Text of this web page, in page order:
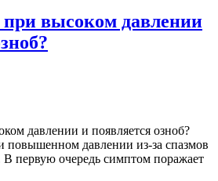
при высоком давлении
давлении и появляется озноб?
повышенном давлении из-за спазмов
В первую очередь симптом поражает